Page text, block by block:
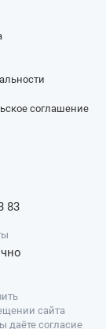
соглашение
83
сайта
даёте согласие